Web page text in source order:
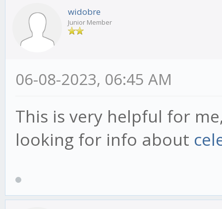
widobre
Junior Member
06-08-2023, 06:45 AM
This is very helpful for
looking for info about